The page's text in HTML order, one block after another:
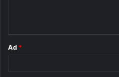
Ad *